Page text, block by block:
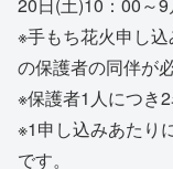
20日(土)10：00～
※手もち花火申し
の保護者の同伴が
※保護者1人につき2
※1申し込みあたり
です。